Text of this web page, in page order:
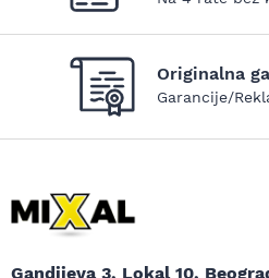
Originalna
Garancije/
Gandijeva 3, Lokal 10,